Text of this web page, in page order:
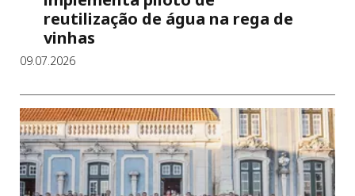
reutilização de água na rega de
vinhas
09.07.2026